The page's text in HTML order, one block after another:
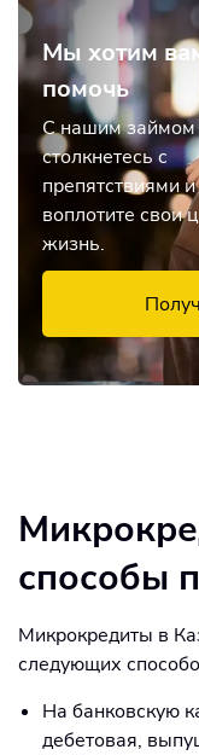
Мы хотим
помочь
С нашим
столкнетесь с
препятствиями и
воплотите свои
жизнь.
способы
Микрокредиты в
следующих
На банковскую
дебетовая,